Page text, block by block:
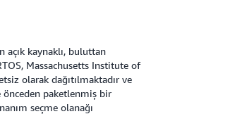
açık kaynaklı, buluttan
Massachusetts Institute of
olarak dağıtılmaktadır ve
paketlenmiş bir
seçme olanağı